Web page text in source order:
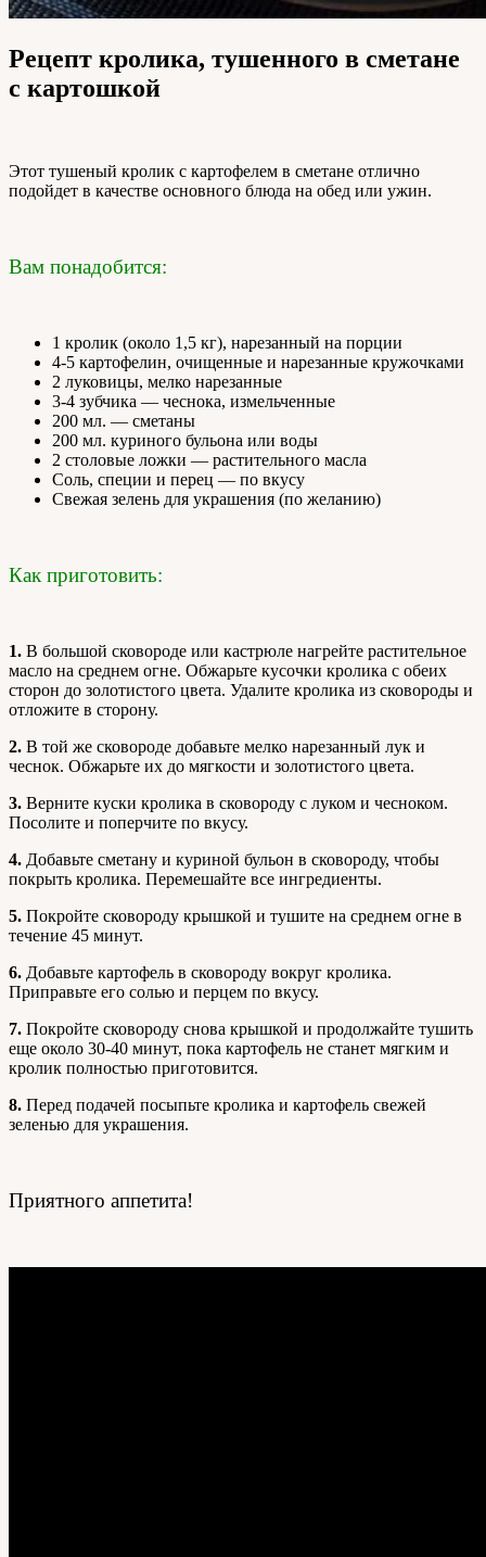
Рецепт кролика, тушенного в сметане
с картошкой
Этот тушеный кролик с картофелем в сметане отлично
подойдет в качестве основного блюда на обед или ужин.
Вам понадобится:
1 кролик (около 1,5 кг), нарезанный на порции
4-5 картофелин, очищенные и нарезанные кружочками
2 луковицы, мелко нарезанные
3-4 зубчика — чеснока, измельченные
200 мл. — сметаны
200 мл. куриного бульона или воды
2 столовые ложки — растительного масла
Соль, специи и перец — по вкусу
Свежая зелень для украшения (по желанию)
Как приготовить:
1. В большой сковороде или кастрюле нагрейте растительное
масло на среднем огне. Обжарьте кусочки кролика с обеих
сторон до золотистого цвета. Удалите кролика из сковороды и
отложите в сторону.
2. В той же сковороде добавьте мелко нарезанный лук и
чеснок. Обжарьте их до мягкости и золотистого цвета.
3. Верните куски кролика в сковороду с луком и чесноком.
Посолите и поперчите по вкусу.
4. Добавьте сметану и куриной бульон в сковороду, чтобы
покрыть кролика. Перемешайте все ингредиенты.
5. Покройте сковороду крышкой и тушите на среднем огне в
течение 45 минут.
6. Добавьте картофель в сковороду вокруг кролика.
Приправьте его солью и перцем по вкусу.
7. Покройте сковороду снова крышкой и продолжайте тушить
еще около 30-40 минут, пока картофель не станет мягким и
кролик полностью приготовится.
8. Перед подачей посыпьте кролика и картофель свежей
зеленью для украшения.
Приятного аппетита!